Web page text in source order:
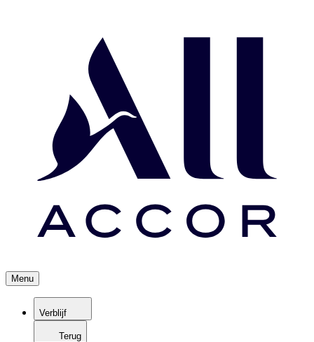
Menu
Verblijf
Terug